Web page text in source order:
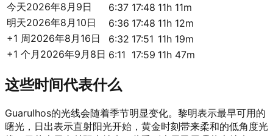
今天2026年8月9日 6:37 17:48 11h 11m
明天2026年8月10日 6:36 17:48 11h 12m
+1 周2026年8月16日 6:32 17:51 11h 19m
+1 个月 2026年9月8日 6:11 17:59 11h 47m
这些时间代表什么
Guarulhos的光线会随着季节明显变化。黎明表示最早可用的
曙光，日出表示直射阳光开始，黄金时刻带来柔和的低角度光